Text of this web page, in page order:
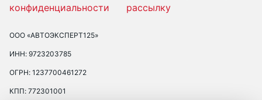
конфиденциальности
рассылку
ООО «АВТОЭКСПЕРТ125»
ИНН: 9723203785
ОГРН: 1237700461272
КПП: 772301001